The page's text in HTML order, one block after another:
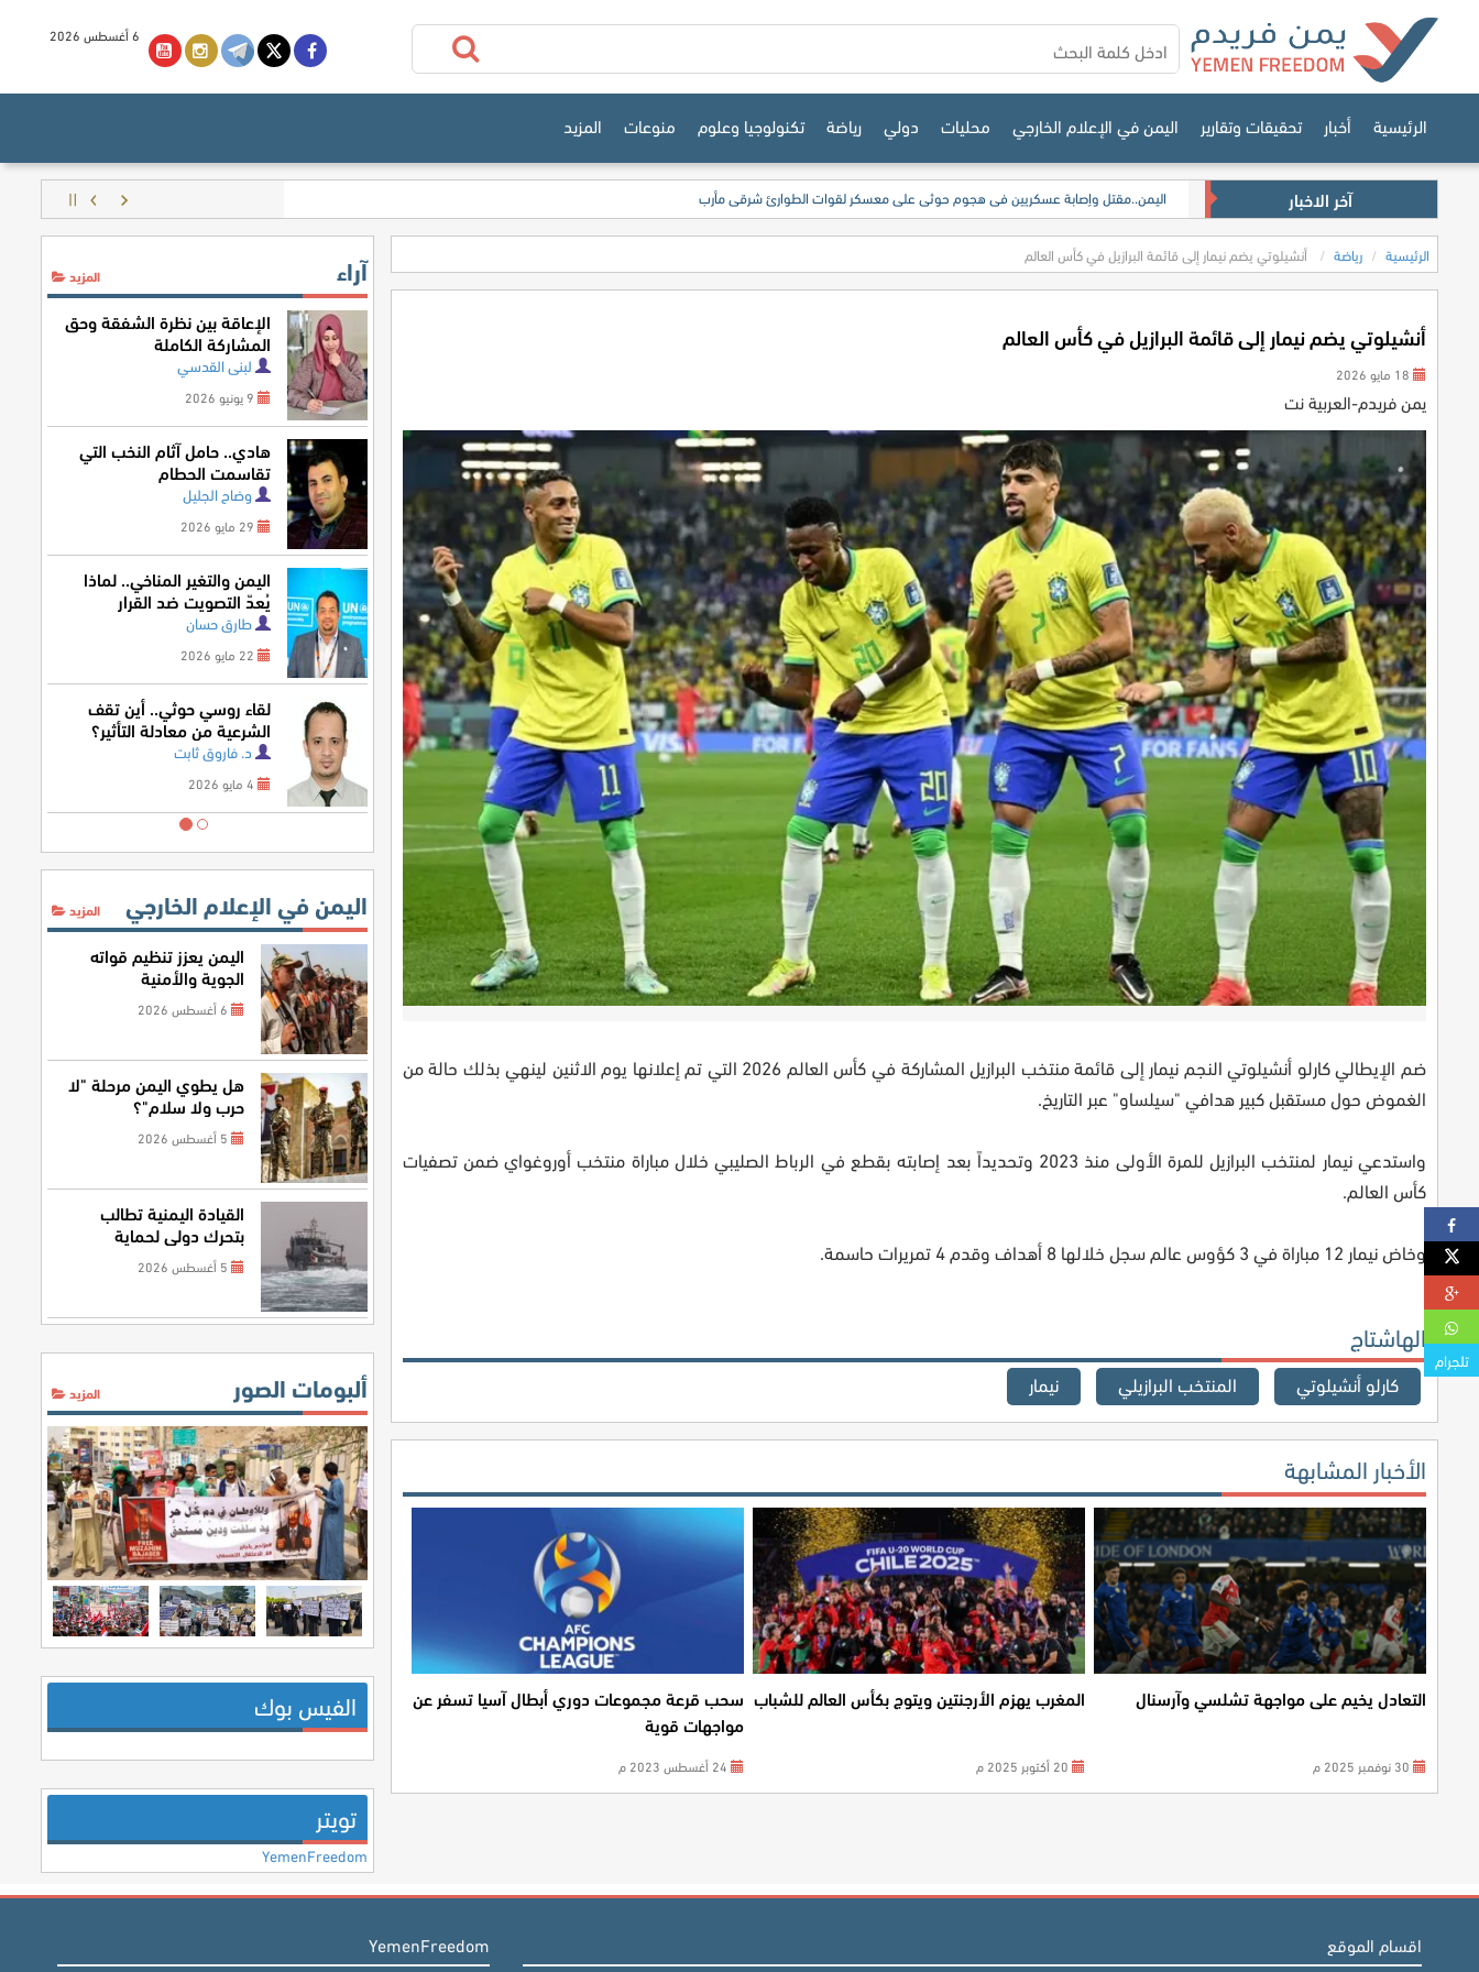
6 أغسطس 2026
الرئيسية أخبار تحقيقات وتقارير اليمن في الإعلام الخارجي محليات دولي رياضة تكنولوجيا وعلوم منوعات المزيد
آخر الاخبار اليمن..مقتل وإصابة عسكريين في هجوم حوثي على معسكر لقوات الطوارئ شرقي مأرب
الرئيسية رياضة أنشيلوتي يضم نيمار إلى قائمة البرازيل في كأس العالم
أنشيلوتي يضم نيمار إلى قائمة البرازيل في كأس العالم
يمن فريدم-العربية نت
ضم الإيطالي كارلو أنشيلوتي النجم نيمار إلى قائمة منتخب البرازيل المشاركة في كأس العالم 2026 التي تم إعلانها يوم الاثنين لينهي بذلك حالة من
الغموض حول مستقبل كبير هدافي "سيلساو" عبر التاريخ.
واستدعي نيمار لمنتخب البرازيل للمرة الأولى منذ 2023 وتحديداً بعد إصابته بقطع في الرباط الصليبي خلال مباراة منتخب أوروغواي ضمن تصفيات
كأس العالم.
وخاض نيمار 12 مباراة في 3 كؤوس عالم سجل خلالها 8 أهداف وقدم 4 تمريرات حاسمة.
الهاشتاج
كارلو أنشيلوتي المنتخب البرازيلي نيمار
الأخبار المشابهة
التعادل يخيم على مواجهة تشلسي وآرسنال المغرب يهزم الأرجنتين ويتوج بكأس العالم للشباب سحب قرعة مجموعات دوري أبطال آسيا تسفر عن
مواجهات قوية
آراء المزيد
الإعاقة بين نظرة الشفقة وحق
المشاركة الكاملة
لبنى القدسي
هادي.. حامل آثام النخب التي
تقاسمت الحطام
وضاح الجليل
اليمن والتغير المناخي.. لماذا
يُعدّ التصويت ضد القرار
الأممي خسارة للمصلحة
اليمنية؟
طارق حسان
لقاء روسي حوثي.. أين تقف
الشرعية من معادلة التأثير؟
د. فاروق ثابت
اليمن في الإعلام الخارجي المزيد
اليمن يعزز تنظيم قواته
الجوية والأمنية
هل يطوي اليمن مرحلة "لا
حرب ولا سلام"؟
القيادة اليمنية تطالب
بتحرك دولي لحماية
الملاحة
ألبومات الصور المزيد
الفيس بوك
تويتر
YemenFreedom
تلجرام
اقسام الموقع YemenFreedom